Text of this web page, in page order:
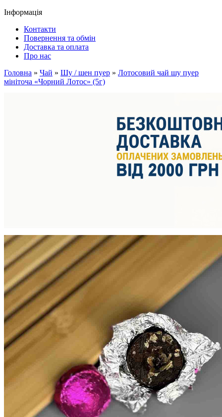
Інформація
Контакти
Повернення та обмін
Доставка та оплата
Про нас
Головна » Чай » Шу / шен пуер » Лотосовий чай шу пуер
мініточа «Чорний Лотос» (5г)